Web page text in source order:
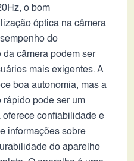
o bom
óptica na câmera
do
câmera podem ser
mais exigentes. A
boa autonomia, mas a
rápido pode ser um
oferece confiabilidade e
informações sobre
do aparelho